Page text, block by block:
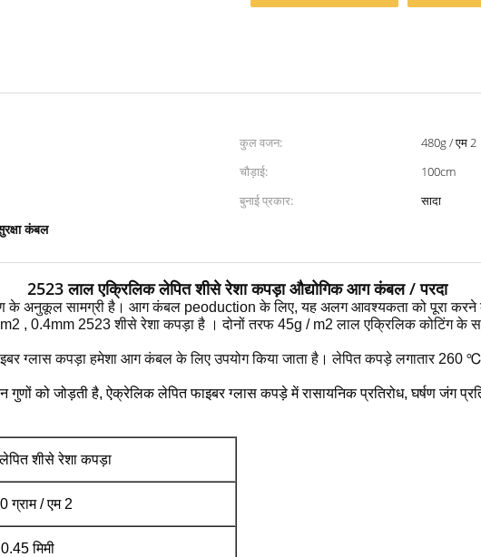
कुल वजन:
480g / एम 2
चौड़ाई:
100cm
बुनाई प्रकार:
सादा
कंबल
2523 लाल एक्रिलिक लेपित शीसे रेशा कपड़ा औद्योगिक आग कंबल / परदा
के अनुकूल सामग्री है। आग कंबल peoduction के लिए, यह अलग आवश्यकता को पूरा करने के
, 0.4mm 2523 शीसे रेशा कपड़ा है । दोनों तरफ 45g / m2 लाल एक्रिलिक कोटिंग के
ग्लास कपड़ा हमेशा आग कंबल के लिए उपयोग किया जाता है। लेपित कपड़े लगातार 260
को जोड़ती है, ऐक्रेलिक लेपित फाइबर ग्लास कपड़े में रासायनिक प्रतिरोध, घर्षण जंग
शीसे रेशा कपड़ा
ग्राम / एम 2
0.45 मिमी